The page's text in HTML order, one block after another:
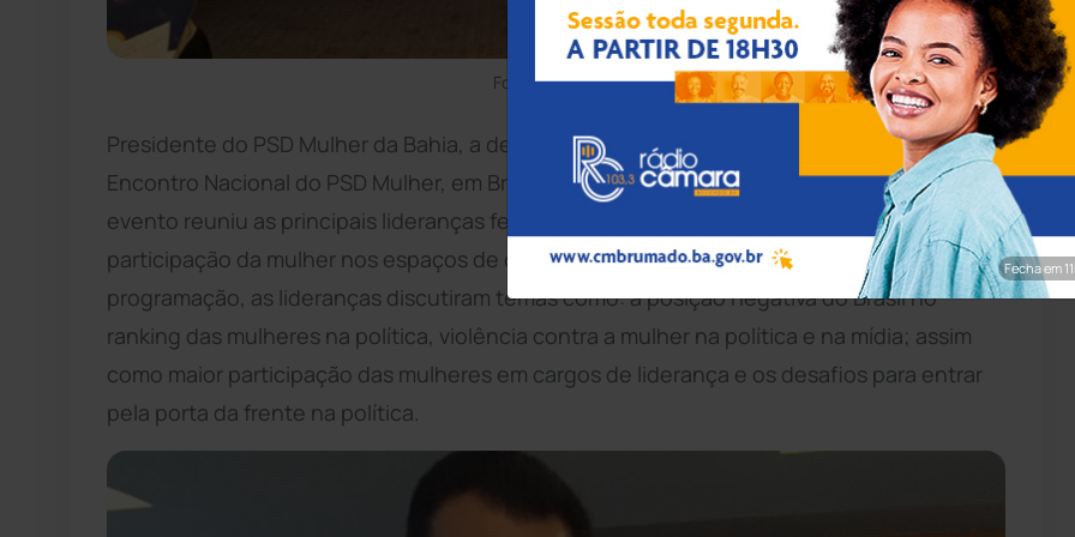
Foto: Divulgação
Presidente do PSD Mulher da Bahia, a deputada Ivana Bastos participou do Primeiro
Encontro Nacional do PSD Mulher, em Brasília, realizado nos dias 27, 28 e 29 deste mês. O
evento reuniu as principais lideranças femininas do partido para debater a importância da
participação da mulher nos espaços de decisão e no cenário político. Com uma vasta
programação, as lideranças discutiram temas como: a posição negativa do Brasil no
ranking das mulheres na política, violência contra a mulher na política e na mídia; assim
como maior participação das mulheres em cargos de liderança e os desafios para entrar
pela porta da frente na política.
Fecha em